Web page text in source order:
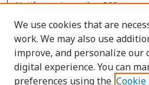
Notify me via email orRSS
Browse
Collections
Disciplines
We use cookies that are
work. We may also use
improve, and personalize our
digital experience. You can
preferences using the